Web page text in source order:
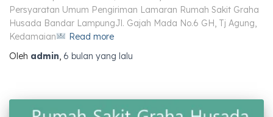
Persyaratan Umum Pengiriman Lamaran Rumah Sakit Graha
Husada Bandar LampungJl. Gajah Mada No.6 GH, Tj Agung,
Kedamaian
Read more
Oleh admin 6 bulan yang lalu